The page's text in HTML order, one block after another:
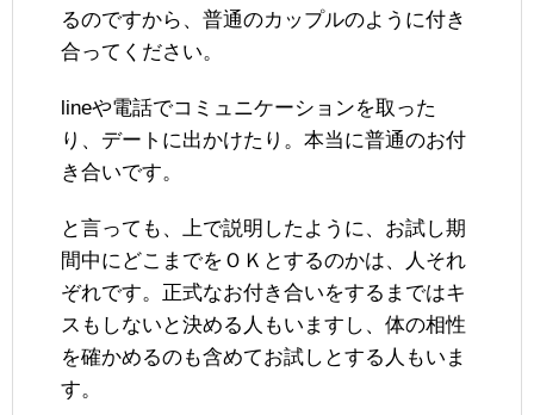
るのですから、普通のカップルのように付き
合ってください。
lineや電話でコミュニケーションを取った
り、デートに出かけたり。本当に普通のお付
き合いです。
と言っても、上で説明したように、お試し期
間中にどこまでをＯＫとするのかは、人それ
ぞれです。正式なお付き合いをするまではキ
スもしないと決める人もいますし、体の相性
を確かめるのも含めてお試しとする人もいま
す。